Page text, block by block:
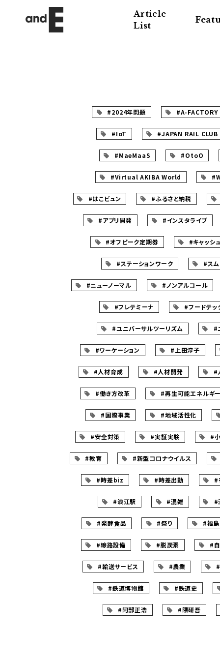
Article
List
#2024年問題 #A-FACTORY
#IoT #JAPAN RAIL CLUB
#MaeMaaS #OtoO
#Virtual AKIBA World
#はこビュン #ふるさと納税
#アプリ開発 #インスタライブ
#オフピーク定期券 #キャッシ
#ステーションワーク #ス
#ニューノーマル #ノンアルコール
#フレテミーナ #フードテッ
#ユニバーサルツーリズム #
#ワーケーション #上田淳子
#人材育成 #人材開発 #
#働き方改革 #再生可能エネルギ
#国際事業 #地域活性化
#安全対策 #実証実験 #
#教育 #新型コロナウイルス
#時差biz #時差出勤 #
#浪江駅 #混雑 #
#発酵食品 #祭り #福
#線路設備 #脱炭素 #
#輸送サービス #農業
#鉄道博物館 #鉄道史
#阿部正浩 #隈研吾